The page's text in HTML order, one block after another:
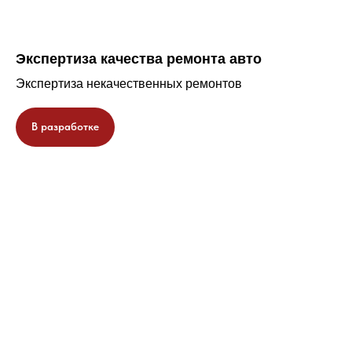
Экспертиза качества ремонта авто
Экспертиза некачественных ремонтов
В разработке